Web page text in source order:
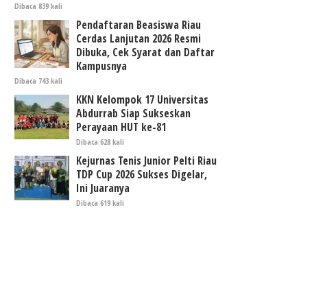
Dibaca 839 kali
Pendaftaran Beasiswa Riau
Cerdas Lanjutan 2026 Resmi
Dibuka, Cek Syarat dan Daftar
Kampusnya
Dibaca 743 kali
KKN Kelompok 17 Universitas
Abdurrab Siap Sukseskan
Perayaan HUT ke-81
Dibaca 628 kali
Kejurnas Tenis Junior Pelti Riau
TDP Cup 2026 Sukses Digelar,
Ini Juaranya
Dibaca 619 kali